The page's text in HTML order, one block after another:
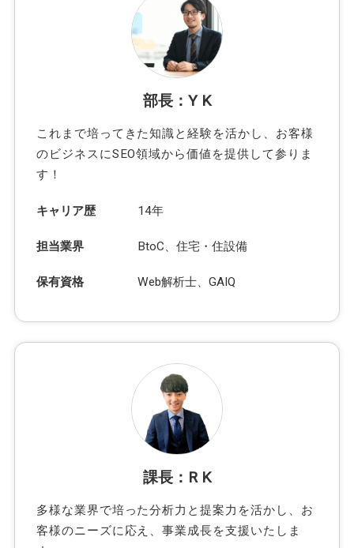
部長：Y K
これまで培ってきた知識と経験を活かし、お客様
のビジネスにSEO領域から価値を提供して参りま
す！
キャリア歴 14年
担当業界 BtoC、住宅・住設備
保有資格 Web解析士、GAIQ
課長：R K
多様な業界で培った分析力と提案力を活かし、お
客様のニーズに応え、事業成長を支援いたしま